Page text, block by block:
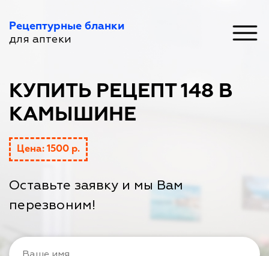
Рецептурные бланки
для аптеки
КУПИТЬ РЕЦЕПТ 148 В
КАМЫШИНЕ
Цена: 1500 р.
Оставьте заявку и мы Вам
перезвоним!